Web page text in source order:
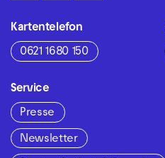
Kartentelefon
0621 1680 150
Service
Presse
Newsletter